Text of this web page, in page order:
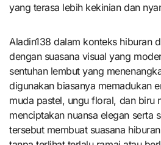
yang terasa lebih kekinian dan
Aladin138 dalam konteks hiburan
dengan suasana visual yang
sentuhan lembut yang
digunakan biasanya memadukan
muda pastel, ungu floral, dan biru
menciptakan nuansa elegan serta
tersebut membuat suasana